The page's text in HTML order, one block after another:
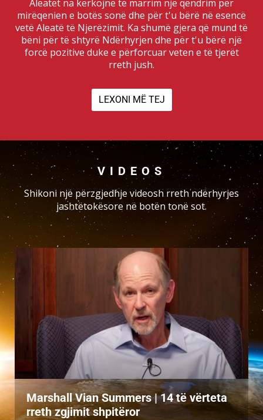
Aleatët na kërkojnë të marrim një qëndrim për
mirëqenien e botës sonë dhe për t'u bërë në esencë
vetë Aleatë të Njerëzimit. Ka shumë gjera që mund të
bëni për të shtyrë Ndërhyrjen dhe për t'u bërë një
forcë pozitive duke e përforcuar veten e të tjerët
rreth jush.
LEXONI MË TEJ
VIDEOS
Shikoni një përzgjedhje videosh rreth ndërhyrjes
jashtëtokësore në botën tonë sot.
Marshall Vian Summers | 14 të vërteta
rreth zgjimit shpitëror